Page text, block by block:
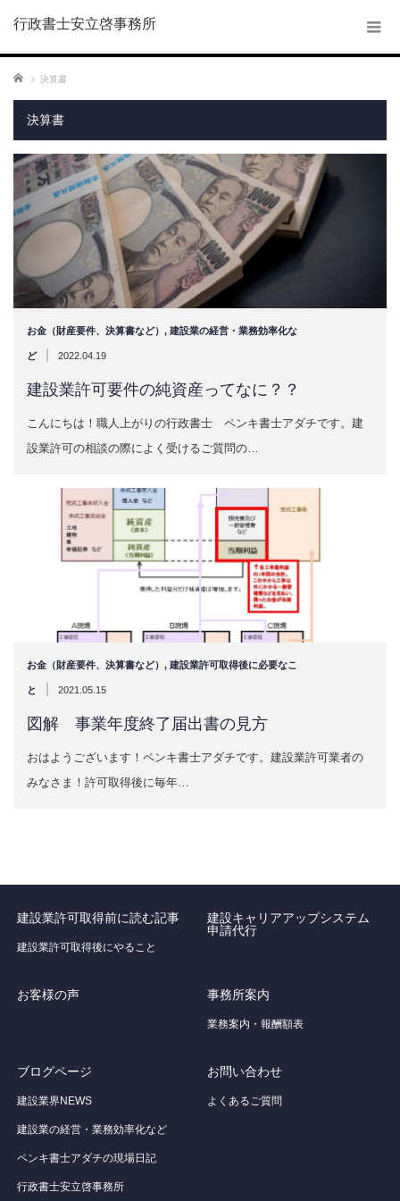
行政書士安立啓事務所
ホーム 決算書
決算書
お金（財産要件、決算書など） , 建設業の経営・業務効率化な
ど 2022.04.19
建設業許可要件の純資産ってなに？？
こんにちは！職人上がりの行政書士 ペンキ書士アダチです。建
設業許可の相談の際によく受けるご質問の…
お金（財産要件、決算書など） , 建設業許可取得後に必要なこ
と 2021.05.15
図解 事業年度終了届出書の見方
おはようございます！ペンキ書士アダチです。建設業許可業者の
みなさま！許可取得後に毎年…
建設業許可取得前に読む記事
建設業許可取得後にやること
建設キャリアアップシステム
申請代行
お客様の声 事務所案内
業務案内・報酬額表
ブログページ
建設業界NEWS
建設業の経営・業務効率化など
ペンキ書士アダチの現場日記
行政書士安立啓事務所
お問い合わせ
よくあるご質問